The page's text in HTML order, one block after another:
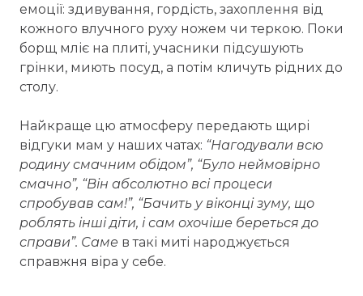
емоції: здивування, гордість, захоплення від
кожного влучного руху ножем чи теркою. Поки
борщ мліє на плиті, учасники підсушують
грінки, миють посуд, а потім кличуть рідних до
столу.
Найкраще цю атмосферу передають щирі
відгуки мам у наших чатах: “Нагодували всю
родину смачним обідом”, “Було неймовірно
смачно”, “Він абсолютно всі процеси
спробував сам!”, “Бачить у віконці зуму, що
роблять інші діти, і сам охочіше береться до
справи”. Саме в такі миті народжується
справжня віра у себе.